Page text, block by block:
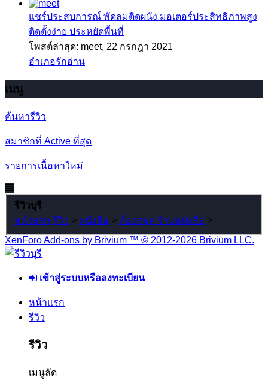
แชร์ประสบการณ์ พัดลมติดผนัง มอเตอร์ประสิทธิภาพสูง
ติดตั้งง่าย ประหยัดพื้นที่
โพสต์ล่าสุด: meet, 22 กรกฎา 2021
อำเภอรักอ่าน
เมนู
ค้นหารีวิว
สมาชิกที่ Active ที่สุด
รายการเนื้อหาใหม่
รีวิวบุรี
หน้าแรก รีวิว > หนังสือ > ห้องสมุด ร้านหนังสือ >
XenForo Add-ons by Brivium ™ © 2012-2026 Brivium LLC.
เข้าสู่ระบบหรือลงทะเบียน
หน้าแรก
รีวิว
รีวิว
เมนูลัด